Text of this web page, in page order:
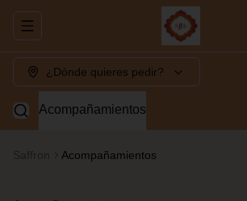
Abrir menu de navegación
¿Dónde quieres pedir?
Acompañamientos
Saffron Acompañamientos